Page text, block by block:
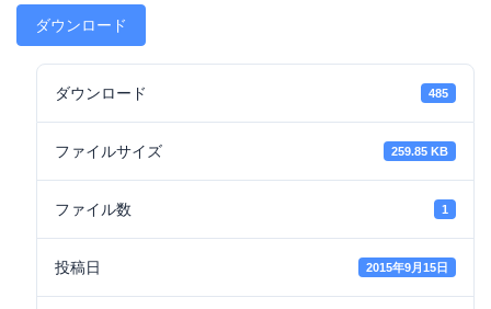
ダウンロード
ダウンロード 485
ファイルサイズ 259.85 KB
ファイル数 1
投稿日 2015年9月15日